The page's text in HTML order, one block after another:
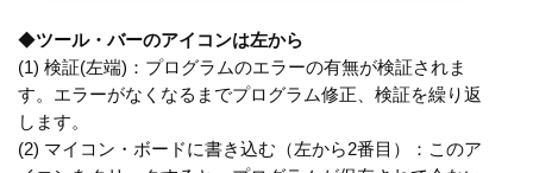
◆ツール・バーのアイコンは左から
(1) 検証(左端)：プログラムのエラーの有無が検証されま
す。エラーがなくなるまでプログラム修正、検証を繰り返
します。
(2) マイコン・ボードに書き込む（左から2番目）：このア